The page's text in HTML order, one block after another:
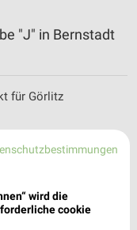
"J" in Bernstadt
für Görlitz
für Ebersbach-
wird die
cookie